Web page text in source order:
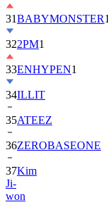
31BABYMONSTER1
322PM1
33ENHYPEN1
34ILLIT
35ATEEZ
36ZEROBASEONE
37Kim
Ji-
won